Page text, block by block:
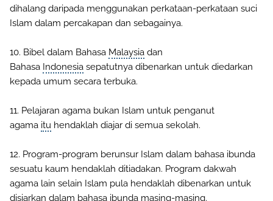
dihalang daripada menggunakan perkataan-perkataan suci
Islam dalam percakapan dan sebagainya.
10. Bibel dalam Bahasa Malaysia dan
Bahasa Indonesia sepatutnya dibenarkan untuk diedarkan
kepada umum secara terbuka.
11. Pelajaran agama bukan Islam untuk penganut
agama itu hendaklah diajar di semua sekolah.
12. Program-program berunsur Islam dalam bahasa ibunda
sesuatu kaum hendaklah ditiadakan. Program dakwah
agama lain selain Islam pula hendaklah dibenarkan untuk
disiarkan dalam bahasa ibunda masing-masing.